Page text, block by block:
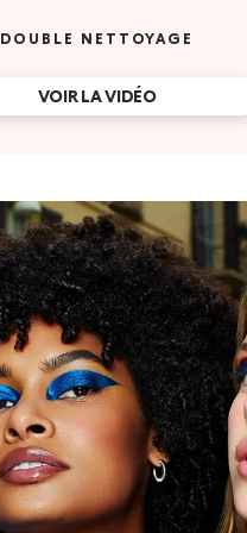
DOUBLE NETTOYAGE
VOIR LA VIDÉO